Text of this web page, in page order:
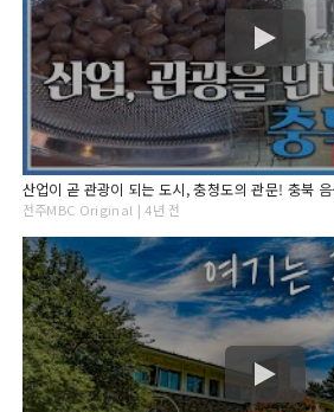
산업이 곧 관광이 되는 도시, 충청도의 관문! 충북
전주MBC Original | 4년 전